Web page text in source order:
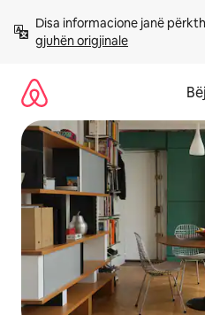
përmbajtja
Disa informacione janë
gjuhën origjinale